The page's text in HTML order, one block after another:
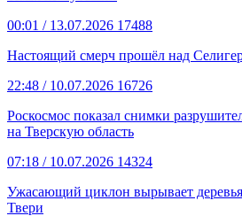
00:01 / 13.07.2026 17488
Настоящий смерч прошёл над
22:48 / 10.07.2026 16726
Роскосмос показал снимки
на Тверскую область
07:18 / 10.07.2026 14324
Ужасающий циклон вырывает
Твери